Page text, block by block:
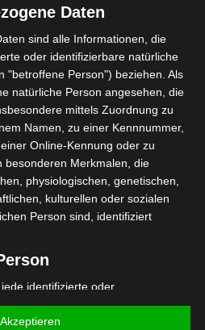
was erwartet wird,
im PDF-Format zum
teilen
Daten
sind alle Informationen, die
oder identifizierbare natürliche
"betroffene Person") beziehen. Als
natürliche Person angesehen, die
mittels Zuordnung zu
Namen, zu einer Kennnummer,
Online-Kennung oder zu
besonderen Merkmalen, die
physiologischen, genetischen,
kulturellen oder sozialen
Person sind, identifiziert
identifizierte oder
Person, deren
von dem für die Verarbeitung